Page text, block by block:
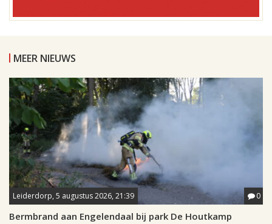
MEER NIEUWS
Leiderdorp, 5 augustus 2026, 21:39 0
Bermbrand aan Engelendaal bij park De Houtkamp